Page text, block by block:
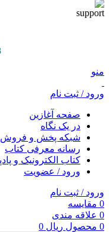
منو
ورود / ثبت نام
صفحه آغازین
در یک نگاه
شبکه پخش و فروش
رسانه معرفی کتاب
کتاب الکترونیک و
ورود / عضویت
ورود / ثبت نام
0 مقایسه
0 علاقه مندی
0 محصول ریال